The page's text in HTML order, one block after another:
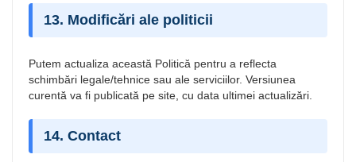
13. Modificări ale politicii
Putem actualiza această Politică pentru a reflecta
schimbări legale/tehnice sau ale serviciilor. Versiunea
curentă va fi publicată pe site, cu data ultimei actualizări.
14. Contact